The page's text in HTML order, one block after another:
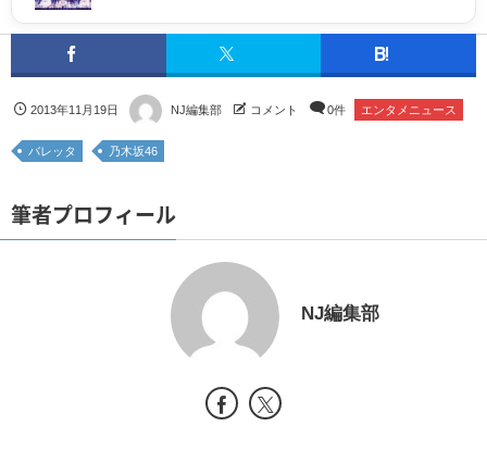
2013年11月19日 NJ編集部 コメント 0件 エンタメニュース
バレッタ 乃木坂46
筆者プロフィール
NJ編集部